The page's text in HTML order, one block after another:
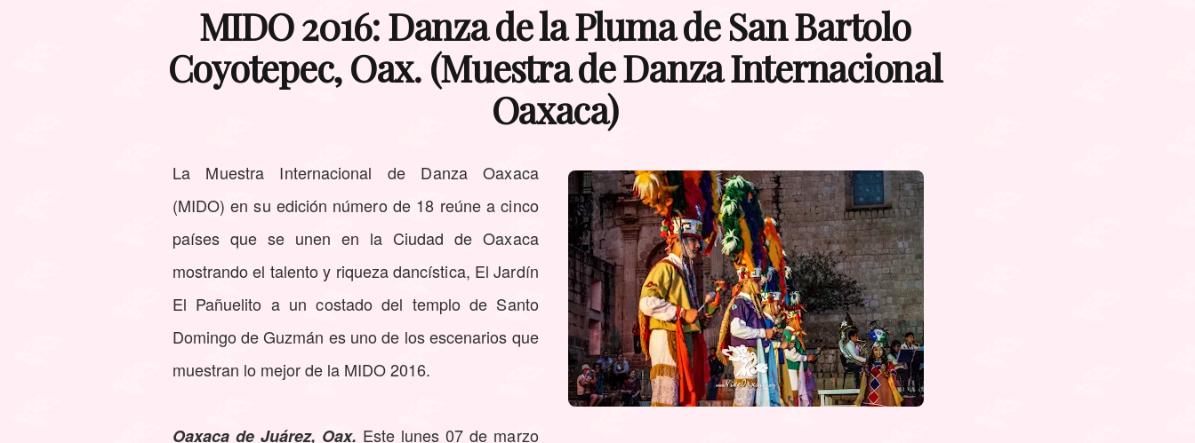
MIDO 2016: Danza de la Pluma de San Bartolo
Coyotepec, Oax. (Muestra de Danza Internacional
Oaxaca)
La Muestra Internacional de Danza Oaxaca
(MIDO) en su edición número de 18 reúne a cinco
países que se unen en la Ciudad de Oaxaca
mostrando el talento y riqueza dancística, El Jardín
El Pañuelito a un costado del templo de Santo
Domingo de Guzmán es uno de los escenarios que
muestran lo mejor de la MIDO 2016.
Oaxaca de Juárez, Oax. Este lunes 07 de marzo